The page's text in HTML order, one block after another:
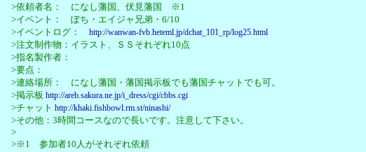
>依頼者名： になし藩国、伏見藩国 ※1
>イベント： ぽち・エイジャ兄弟・6/10
>イベントログ： http://wanwan-fvb.heteml.jp/dchat_101_rp/log25.html
>注文制作物：イラスト、ＳＳそれぞれ10点
>指名製作者：
>要点：
>連絡場所： になし藩国・藩国掲示板でも藩国チャットでも可。
>掲示板 http://areb.sakura.ne.jp/i_dress/cgi/cbbs.cgi
>チャット http://khaki.fishbowl.rm.st/ninashi/
>その他：3時間コースなので長いです。注意して下さい。
>
>※1 参加者10人がそれぞれ依頼